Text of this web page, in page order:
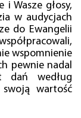
i Wasze głosy,
w audycjach
do Ewangelii
wspomnienie
pewnie nadal
dań według
wartość